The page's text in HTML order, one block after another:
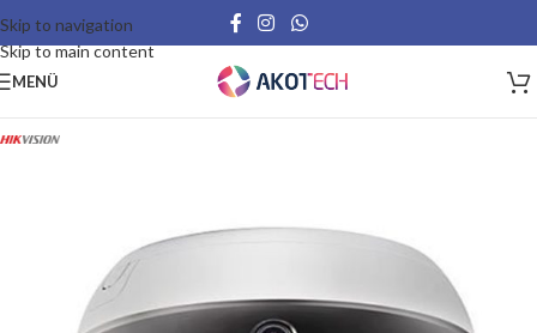
Skip to navigation
Skip to main content
MENÜ